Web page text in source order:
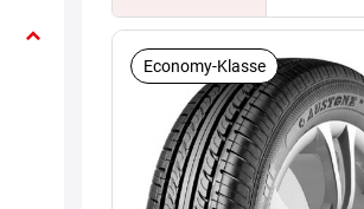
Economy-Klasse